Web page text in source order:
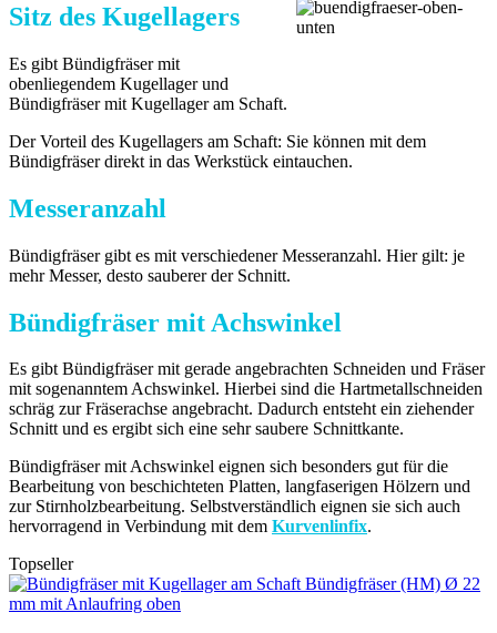
Sitz des Kugellagers
Es gibt Bündigfräser mit
obenliegendem Kugellager und
Bündigfräser mit Kugellager am Schaft.
Der Vorteil des Kugellagers am Schaft: Sie können mit dem
Bündigfräser direkt in das Werkstück eintauchen.
Messeranzahl
Bündigfräser gibt es mit verschiedener Messeranzahl. Hier gilt: je
mehr Messer, desto sauberer der Schnitt.
Bündigfräser mit Achswinkel
Es gibt Bündigfräser mit gerade angebrachten Schneiden und Fräser
mit sogenanntem Achswinkel. Hierbei sind die Hartmetallschneiden
schräg zur Fräserachse angebracht. Dadurch entsteht ein ziehender
Schnitt und es ergibt sich eine sehr saubere Schnittkante.
Bündigfräser mit Achswinkel eignen sich besonders gut für die
Bearbeitung von beschichteten Platten, langfaserigen Hölzern und
zur Stirnholzbearbeitung. Selbstverständlich eignen sie sich auch
hervorragend in Verbindung mit dem Kurvenlinfix.
Topseller
Bündigfräser (HM) Ø 22
mm mit Anlaufring oben